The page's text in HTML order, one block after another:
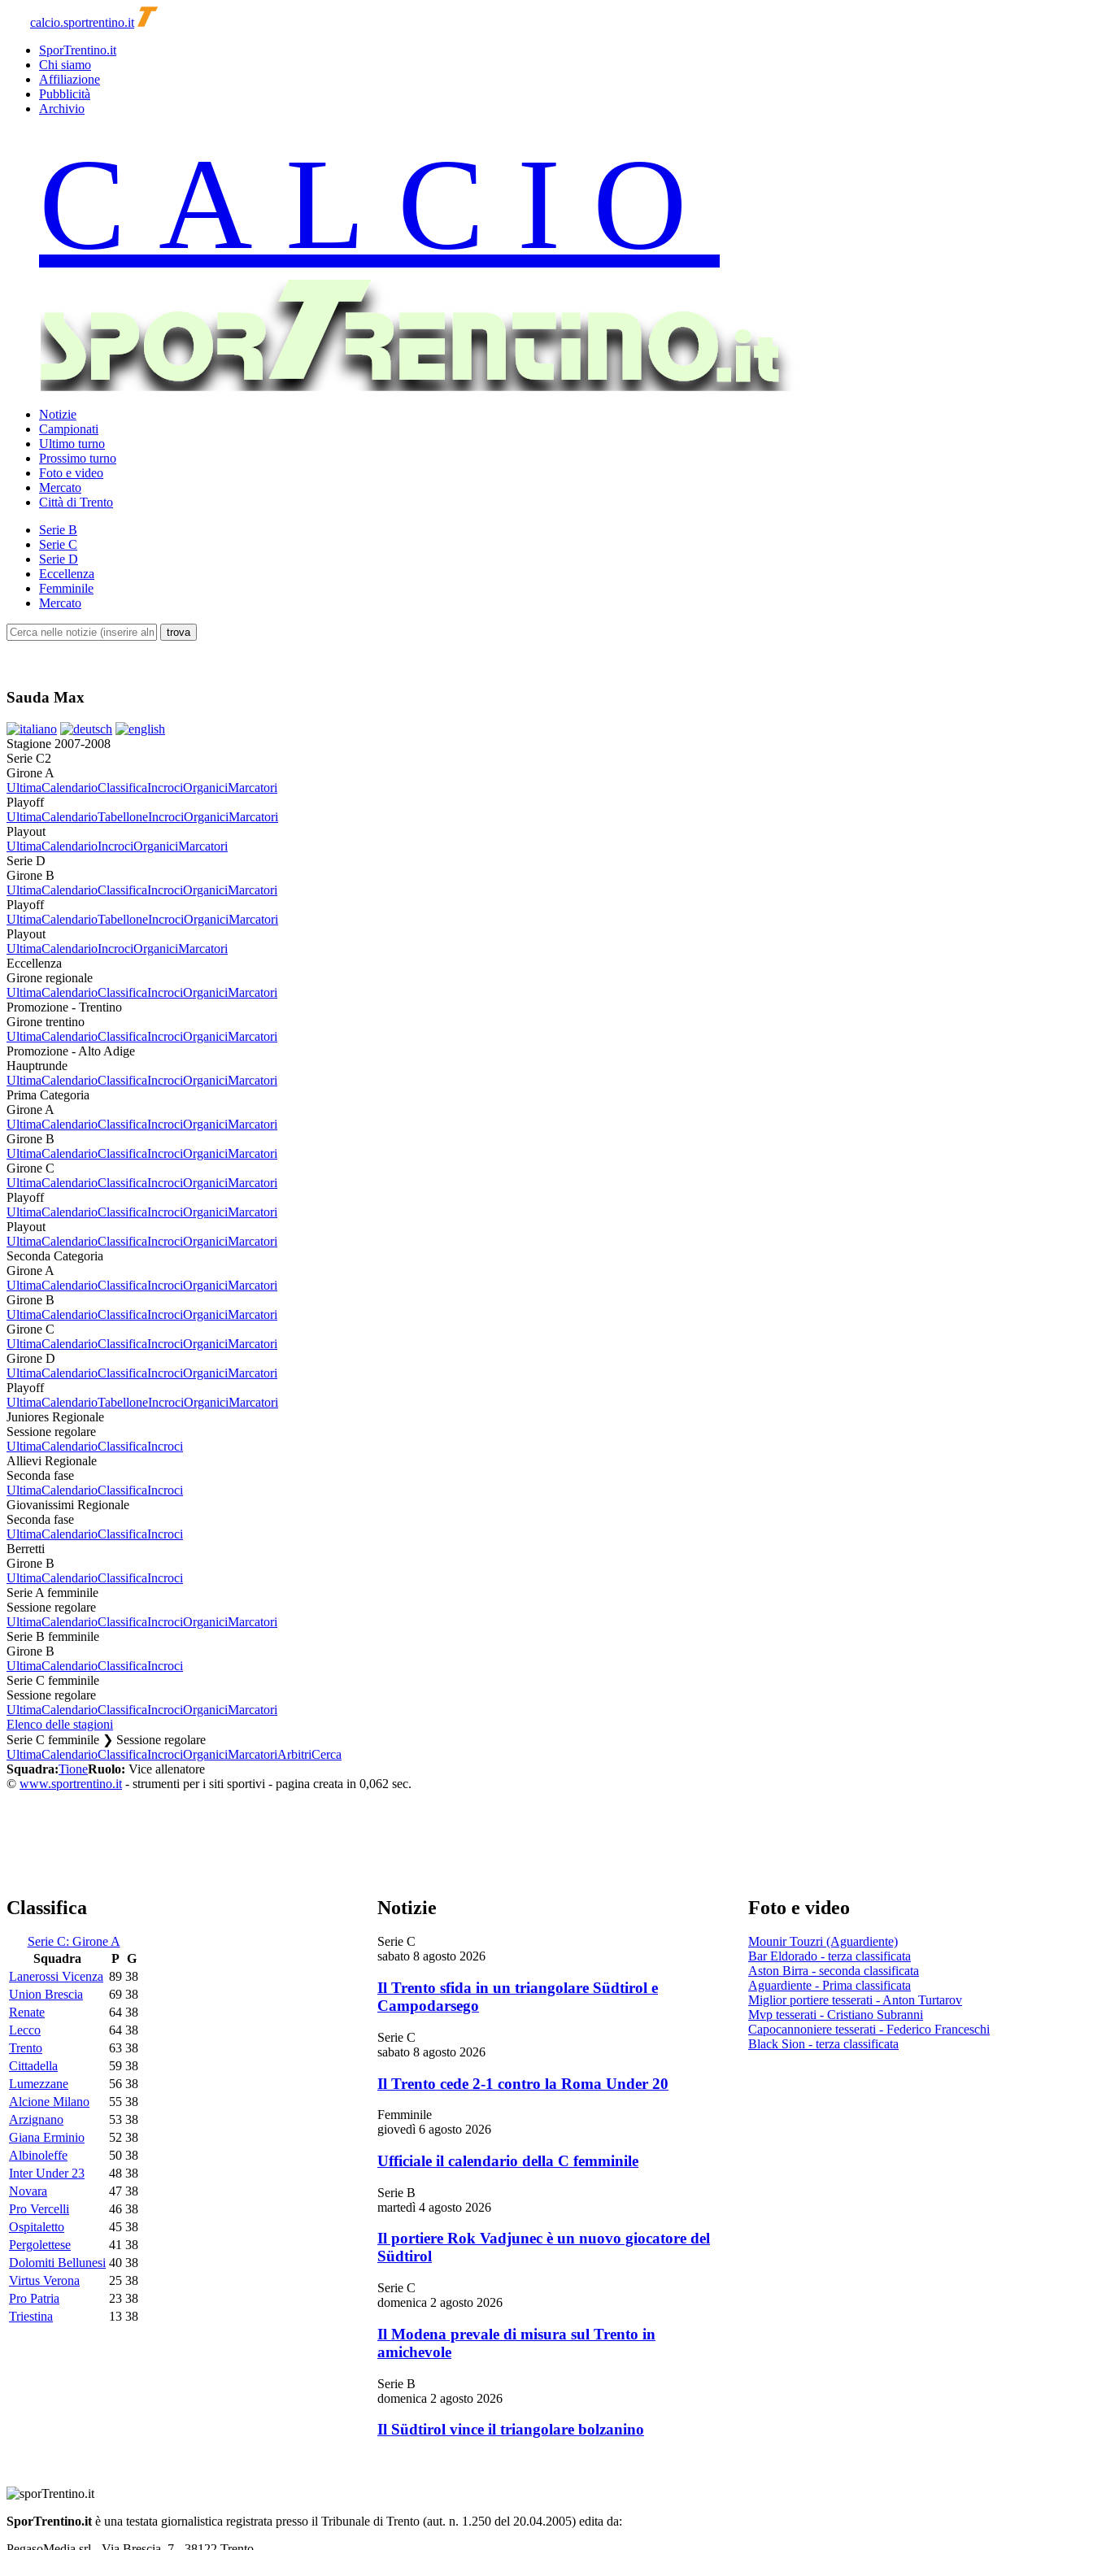
calcio.sportrentino.it
SporTrentino.it
Chi siamo
Affiliazione
Pubblicità
Archivio
Notizie
Campionati
Ultimo turno
Prossimo turno
Foto e video
Mercato
Città di Trento
Serie B
Serie C
Serie D
Eccellenza
Femminile
Mercato
Sauda Max
Stagione 2007-2008
Serie C2
Girone A
UltimaCalendarioClassificaIncrociOrganiciMarcatori
Playoff
UltimaCalendarioTabelloneIncrociOrganiciMarcatori
Playout
UltimaCalendarioIncrociOrganiciMarcatori
Serie D
Girone B
UltimaCalendarioClassificaIncrociOrganiciMarcatori
Playoff
UltimaCalendarioTabelloneIncrociOrganiciMarcatori
Playout
UltimaCalendarioIncrociOrganiciMarcatori
Eccellenza
Girone regionale
UltimaCalendarioClassificaIncrociOrganiciMarcatori
Promozione - Trentino
Girone trentino
UltimaCalendarioClassificaIncrociOrganiciMarcatori
Promozione - Alto Adige
Hauptrunde
UltimaCalendarioClassificaIncrociOrganiciMarcatori
Prima Categoria
Girone A
UltimaCalendarioClassificaIncrociOrganiciMarcatori
Girone B
UltimaCalendarioClassificaIncrociOrganiciMarcatori
Girone C
UltimaCalendarioClassificaIncrociOrganiciMarcatori
Playoff
UltimaCalendarioClassificaIncrociOrganiciMarcatori
Playout
UltimaCalendarioClassificaIncrociOrganiciMarcatori
Seconda Categoria
Girone A
UltimaCalendarioClassificaIncrociOrganiciMarcatori
Girone B
UltimaCalendarioClassificaIncrociOrganiciMarcatori
Girone C
UltimaCalendarioClassificaIncrociOrganiciMarcatori
Girone D
UltimaCalendarioClassificaIncrociOrganiciMarcatori
Playoff
UltimaCalendarioTabelloneIncrociOrganiciMarcatori
Juniores Regionale
Sessione regolare
UltimaCalendarioClassificaIncroci
Allievi Regionale
Seconda fase
UltimaCalendarioClassificaIncroci
Giovanissimi Regionale
Seconda fase
UltimaCalendarioClassificaIncroci
Berretti
Girone B
UltimaCalendarioClassificaIncroci
Serie A femminile
Sessione regolare
UltimaCalendarioClassificaIncrociOrganiciMarcatori
Serie B femminile
Girone B
UltimaCalendarioClassificaIncroci
Serie C femminile
Sessione regolare
UltimaCalendarioClassificaIncrociOrganiciMarcatori
Elenco delle stagioni
Serie C femminile ❯ Sessione regolare
UltimaCalendarioClassificaIncrociOrganiciMarcatoriArbitriCerca
Squadra:TioneRuolo: Vice allenatore
© www.sportrentino.it - strumenti per i siti sportivi - pagina creata in 0,062 sec.
Classifica
Serie C: Girone A
Squadra
P G
Lanerossi Vicenza 89 38
Union Brescia
69 38
Renate
64 38
Lecco
64 38
Trento
63 38
Cittadella
59 38
Lumezzane
56 38
Alcione Milano
55 38
Arzignano
53 38
Giana Erminio
52 38
Albinoleffe
50 38
Inter Under 23
48 38
Novara
47 38
Pro Vercelli
46 38
Ospitaletto
45 38
Pergolettese
41 38
Dolomiti Bellunesi 40 38
Virtus Verona
25 38
Pro Patria
23 38
Triestina
13 38
Notizie
Serie C
sabato 8 agosto 2026
Il Trento sfida in un triangolare Südtirol e
Campodarsego
Serie C
sabato 8 agosto 2026
Il Trento cede 2-1 contro la Roma Under 20
Femminile
giovedì 6 agosto 2026
Ufficiale il calendario della C femminile
Serie B
martedì 4 agosto 2026
Il portiere Rok Vadjunec è un nuovo giocatore del
Südtirol
Serie C
domenica 2 agosto 2026
Il Modena prevale di misura sul Trento in
amichevole
Serie B
domenica 2 agosto 2026
Il Südtirol vince il triangolare bolzanino
Foto e video
Mounir Touzri (Aguardiente)
Bar Eldorado - terza classificata
Aston Birra - seconda classificata
Aguardiente - Prima classificata
Miglior portiere tesserati - Anton Turtarov
Mvp tesserati - Cristiano Subranni
Capocannoniere tesserati - Federico Franceschi
Black Sion - terza classificata
SporTrentino.it è una testata giornalistica registrata presso il Tribunale di Trento (aut. n. 1.250 del 20.04.2005) edita da: